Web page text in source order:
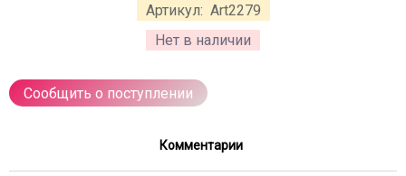
Артикул: Art2279
Нет в наличии
Сообщить о поступлении
Комментарии